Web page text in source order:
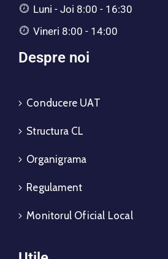
Luni - Joi 8:00 - 16:30
Vineri 8:00 - 14:00
Despre noi
Conducere UAT
Structura CL
Organigrama
Regulament
Monitorul Oficial Local